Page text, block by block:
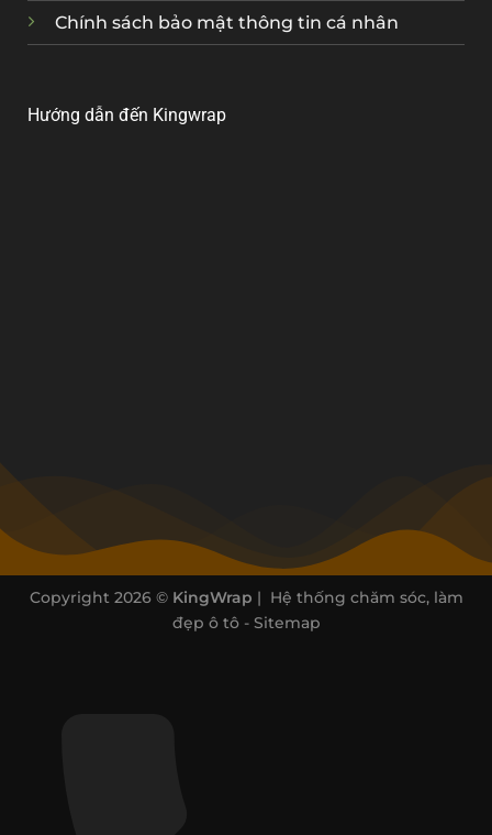
Chính sách bảo mật thông tin cá nhân
Hướng dẫn đến Kingwrap
Copyright 2026 © KingWrap | Hệ thống chăm sóc, làm
đẹp ô tô - Sitemap